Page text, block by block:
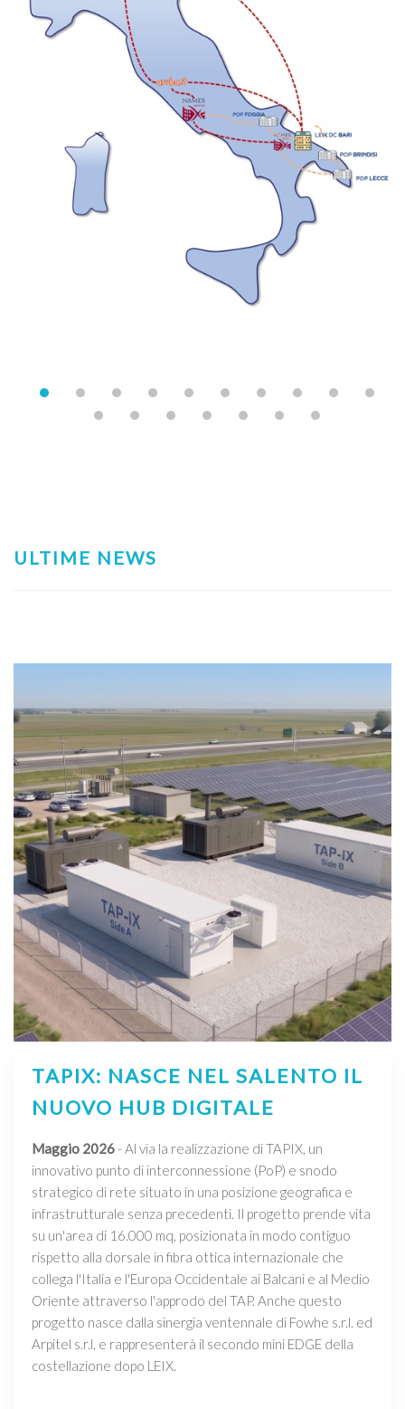
ULTIME NEWS
TAPIX: NASCE NEL SALENTO IL
NUOVO HUB DIGITALE
Maggio 2026- Al via la realizzazione di TAPIX, un
innovativo punto di interconnessione (PoP) e snodo
strategico di rete situato in una posizione geografica e
infrastrutturale senza precedenti. Il progetto prende vita
su un'area di 16.000 mq, posizionata in modo contiguo
rispetto alla dorsale in fibra ottica internazionale che
collega l'Italia e l'Europa Occidentale ai Balcani e al Medio
Oriente attraverso l'approdo del TAP. Anche questo
progetto nasce dalla sinergia ventennale di Fowhe s.r.l. ed
Arpitel s.r.l, e rappresenterà il secondo mini EDGE della
costellazione dopo LEIX.